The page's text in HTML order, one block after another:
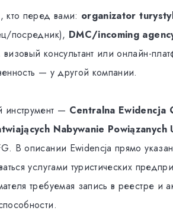
кто перед вами: organizator
посредник), DMC/incoming
консультант или онлайн-
— у другой компании.
инструмент — Centralna Ewidencja
Nabywanie Powiązanych
В описании Ewidencja прямо
услугами туристических
требуемая запись в реестре и